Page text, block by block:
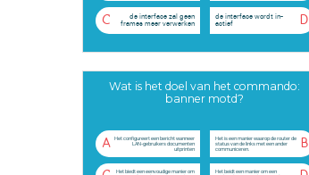
C
de interface zal geen
frames meer verwerken
D
de interface wordt in-
actief
Wat is het doel van het commando:
banner motd?
A Het configureert een bericht wanneer
LAN-gebruikers documenten
uitprinten B
Het is een manier waarop de router de
status van de links met een ander
communiceren.
Het biedt een eenvoudige manier om Het beidt een manier om een